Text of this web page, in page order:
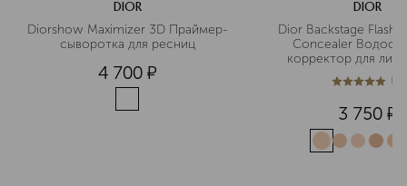
DIOR
Diorshow Maximizer 3D Праймер-
сыворотка для ресниц
4 700 ¤
DIOR
Dior Backstage Flash
Concealer
корректор для
5из 51 (
3 750 ¤